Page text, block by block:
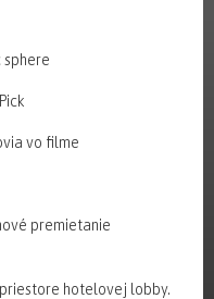
sphere
vo filme
premietanie
hotelovej lobby.